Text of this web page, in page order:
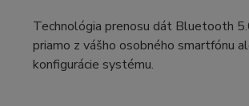
Technológia prenosu dát Bluetooth
priamo z vášho osobného smartfónu
konfigurácie systému.